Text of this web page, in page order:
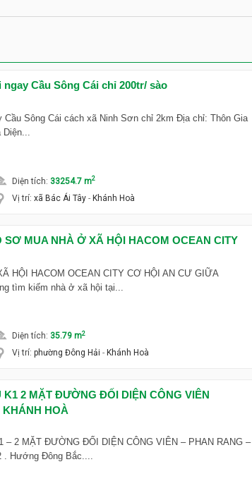
Cầu Sông Cái chỉ 200tr/ sào
Cầu Sông Cái cách xã Ninh Sơn chỉ 2km Địa chỉ: Thôn Gia
Diện...
Diện tích: 33254.7 m2
Vị trí: xã Bác Ái Tây- Khánh Hoà
SƠ MUA NHÀ Ở XÃ HỘI HACOM OCEAN CITY
HỘI HACOM OCEAN CITY CƠ HỘI AN CƯ GIỮA
tìm kiếm nhà ở xã hội tại...
Diện tích: 35.79 m2
Vị trí: phường Đông Hải - Khánh Hoà
2 MẶT ĐƯỜNG ĐỐI DIỆN CÔNG VIÊN
HOÀ
– 2 MẶT ĐƯỜNG ĐỐI DIỆN CÔNG VIÊN – PHAN RANG –
. Hướng Đông Bắc....